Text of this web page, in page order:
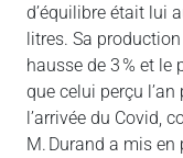
d’équilibre était lui
litres. Sa
hausse de 3 % et
que celui perçu
l’arrivée du Covid,
M. Durand a mis